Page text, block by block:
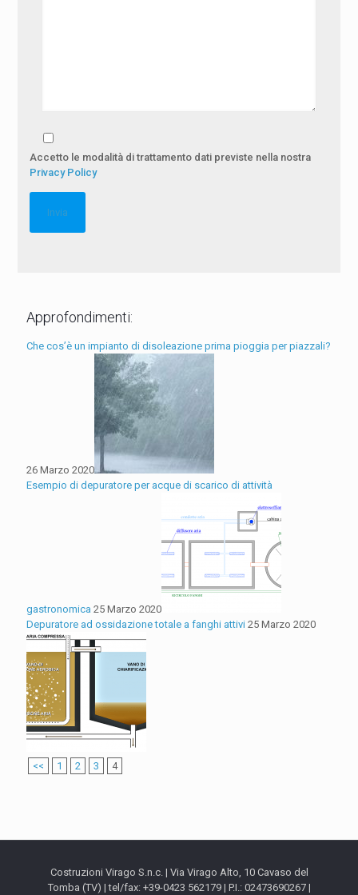
Accetto le modalità di trattamento dati previste nella nostra
Privacy Policy
Approfondimenti:
Che cos’è un impianto di disoleazione prima pioggia per piazzali?
26 Marzo 2020
Esempio di depuratore per acque di scarico di attività
gastronomica 25 Marzo 2020
Depuratore ad ossidazione totale a fanghi attivi 25 Marzo 2020
<< 1 2 3 4
Costruzioni Virago S.n.c. | Via Virago Alto, 10 Cavaso del
Tomba (TV) | tel/fax: +39-0423 562179 | P.I.: 02473690267 |